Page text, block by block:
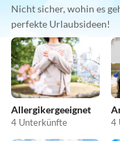
Nicht sicher, wohin es
perfekte Urlaubsideen!
Allergikergeeignet
4 Unterkünfte 4